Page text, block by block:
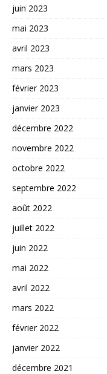
juin 2023
mai 2023
avril 2023
mars 2023
février 2023
janvier 2023
décembre 2022
novembre 2022
octobre 2022
septembre 2022
août 2022
juillet 2022
juin 2022
mai 2022
avril 2022
mars 2022
février 2022
janvier 2022
décembre 2021